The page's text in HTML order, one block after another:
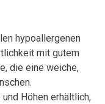
hypoallergenen
mit gutem
die eine weiche,
Höhen erhältlich,